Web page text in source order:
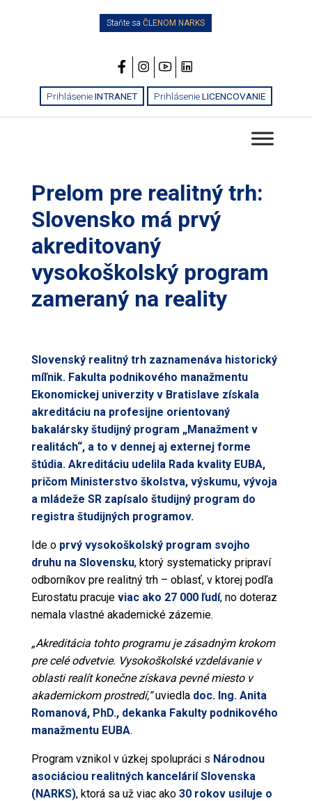
Staňte saČLENOM NARKS
PrihlásenieINTRANET PrihlásenieLICENCOVANIE
Prelom pre realitný trh:
Slovensko má prvý
akreditovaný
vysokoškolský program
zameraný na reality
Slovenský realitný trh zaznamenáva historický
míľnik. Fakulta podnikového manažmentu
Ekonomickej univerzity v Bratislave získala
akreditáciu na profesijne orientovaný
bakalársky študijný program „Manažment v
realitách“, a to v dennej aj externej forme
štúdia. Akreditáciu udelila Rada kvality EUBA,
pričom Ministerstvo školstva, výskumu, vývoja
a mládeže SR zapísalo študijný program do
registra študijných programov.
Ide o prvý vysokoškolský program svojho
druhu na Slovensku, ktorý systematicky pripraví
odborníkov pre realitný trh – oblasť, v ktorej podľa
Eurostatu pracuje viac ako 27 000 ľudí, no doteraz
nemala vlastné akademické zázemie.
„Akreditácia tohto programu je zásadným krokom
pre celé odvetvie. Vysokoškolské vzdelávanie v
oblasti realít konečne získava pevné miesto v
akademickom prostredí,“uviedla doc. Ing. Anita
Romanová, PhD., dekanka Fakulty podnikového
manažmentu EUBA.
Program vznikol v úzkej spolupráci s Národnou
asociáciou realitných kancelárií Slovenska
(NARKS), ktorá sa už viac ako 30 rokov usiluje o